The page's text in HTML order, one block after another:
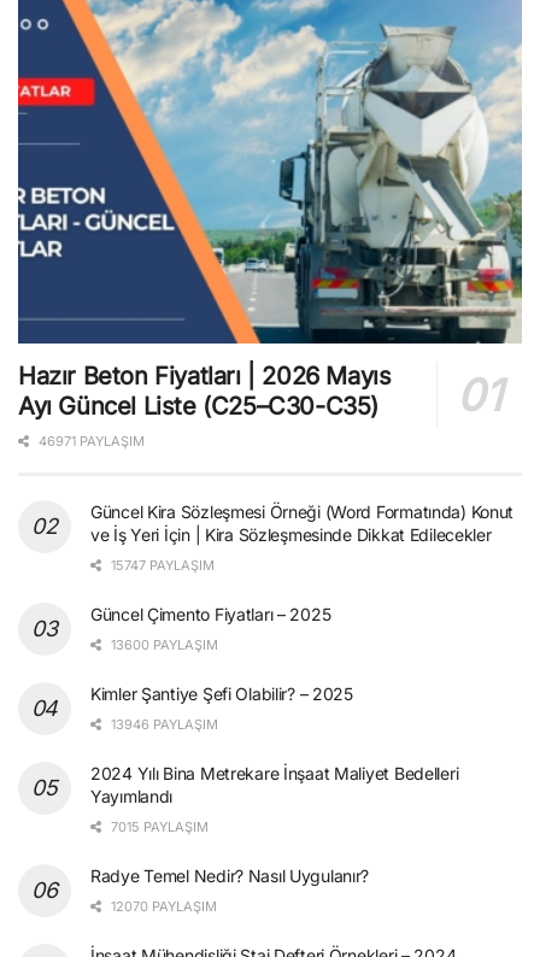
Hazır Beton Fiyatları | 2026 Mayıs
Ayı Güncel Liste (C25–C30-C35)
46971 PAYLAŞIM
Güncel Kira Sözleşmesi Örneği (Word Formatında) Konut
ve İş Yeri İçin | Kira Sözleşmesinde Dikkat Edilecekler
15747 PAYLAŞIM
Güncel Çimento Fiyatları – 2025
13600 PAYLAŞIM
Kimler Şantiye Şefi Olabilir? – 2025
13946 PAYLAŞIM
2024 Yılı Bina Metrekare İnşaat Maliyet Bedelleri
Yayımlandı
7015 PAYLAŞIM
Radye Temel Nedir? Nasıl Uygulanır?
12070 PAYLAŞIM